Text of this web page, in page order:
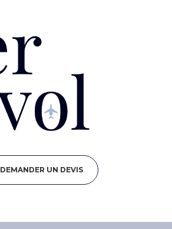
DEMANDER UN DEVIS